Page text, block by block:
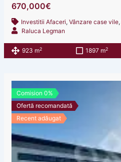
670,000€
Investitii Afaceri, Vânzare case vile,
Raluca Legman
923 m2 1897 m2
Comision 0%
Ofertă recomandată
Recent adăugat